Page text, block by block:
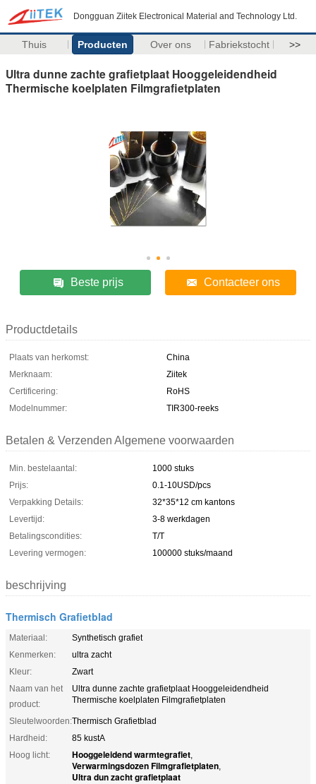
Dongguan Ziitek Electronical Material and Technology Ltd.
Thuis Producten Over ons Fabriekstocht >>
Ultra dunne zachte grafietplaat Hooggeleidendheid
Thermische koelplaten Filmgrafietplaten
Beste prijs Contacteer ons
Productdetails
Plaats van herkomst:
China
Merknaam:
Ziitek
Certificering:
RoHS
Modelnummer:
TIR300-reeks
Betalen & Verzenden Algemene voorwaarden
Min. bestelaantal:
1000 stuks
Prijs:
0.1-10USD/pcs
Verpakking Details:
32*35*12 cm kantons
Levertijd:
3-8 werkdagen
Betalingscondities:
T/T
Levering vermogen:
100000 stuks/maand
beschrijving
Thermisch Grafietblad
Materiaal:
Synthetisch grafiet
Kenmerken:
ultra zacht
Kleur:
Zwart
Naam van het
product:
Ultra dunne zachte grafietplaat Hooggeleidendheid
Thermische koelplaten Filmgrafietplaten
Sleutelwoorden:Thermisch Grafietblad
Hardheid:
85 kustA
Hoog licht:
Hooggeleidend warmtegrafiet,
Verwarmingsdozen Filmgrafietplaten,
Ultra dun zacht grafietplaat